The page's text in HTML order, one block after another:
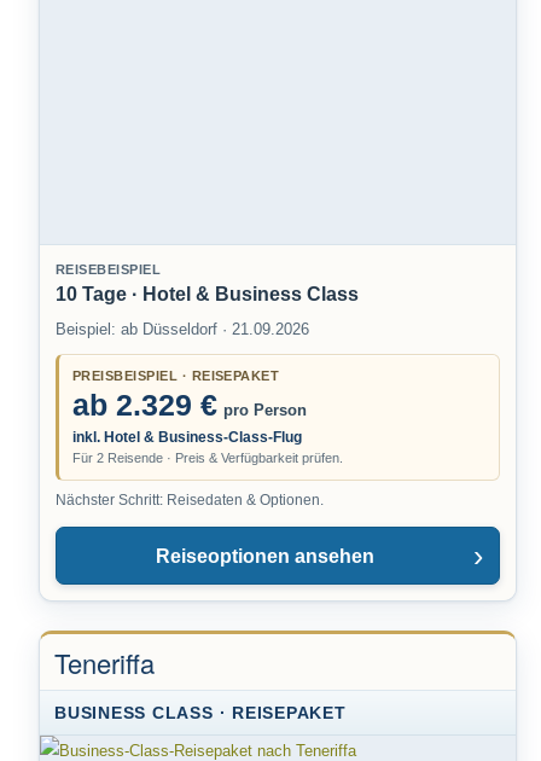
REISEBEISPIEL
10 Tage · Hotel & Business Class
Beispiel: ab Düsseldorf · 21.09.2026
PREISBEISPIEL · REISEPAKET
ab 2.329 € pro Person
inkl. Hotel & Business-Class-Flug
Für 2 Reisende · Preis & Verfügbarkeit prüfen.
Nächster Schritt: Reisedaten & Optionen.
Reiseoptionen ansehen
Teneriffa
BUSINESS CLASS · REISEPAKET